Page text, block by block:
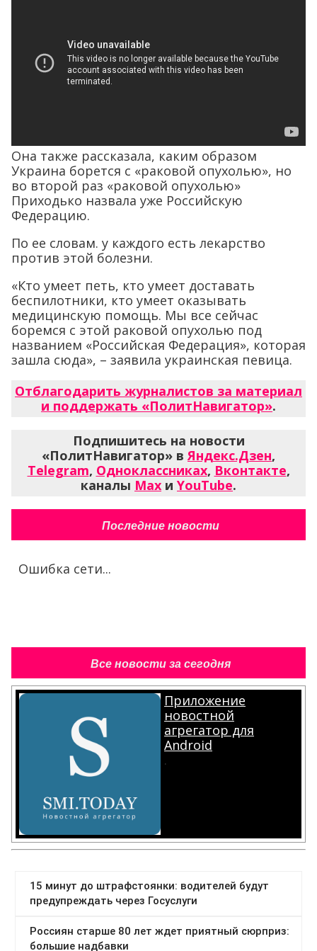
Она также рассказала, каким образом
Украина борется с «раковой опухолью», но
во второй раз «раковой опухолью»
Приходько назвала уже Российскую
Федерацию.
По ее словам. у каждого есть лекарство
против этой болезни.
«Кто умеет петь, кто умеет доставать
беспилотники, кто умеет оказывать
медицинскую помощь. Мы все сейчас
боремся с этой раковой опухолью под
названием «Российская Федерация», которая
зашла сюда», – заявила украинская певица.
Отблагодарить журналистов за материал
и поддержать «ПолитНавигатор».
Подпишитесь на новости
«ПолитНавигатор» вЯндекс.Дзен,
Telegram, Одноклассниках, Вконтакте,
каналы Max и YouTube.
Последние новости
Ошибка сети...
Все новости за сегодня
Приложение
новостной
агрегатор для
Android
.